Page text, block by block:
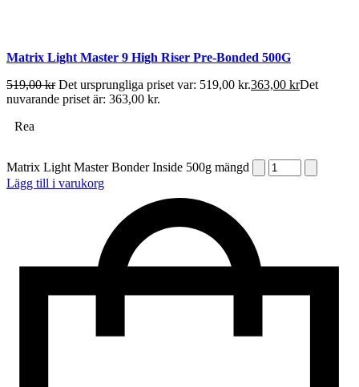
Matrix Light Master 9 High Riser Pre-Bonded 500G
519,00kr Det ursprungliga priset var: 519,00 kr.363,00 krDet
nuvarande priset är: 363,00 kr.
Rea
Matrix Light Master Bonder Inside 500g mängd
Lägg till i varukorg